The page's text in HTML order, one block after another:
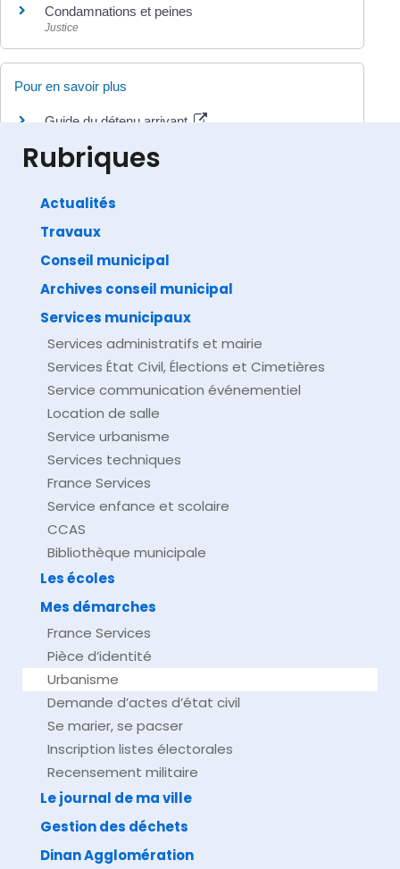
Condamnations et peines
Justice
Pour en savoir plus
Guide du détenu arrivant
Direction de l'information légale et administrative
Rubriques
Actualités
Travaux
Conseil municipal
Archives conseil municipal
Services municipaux
Services administratifs et mairie
Services État Civil, Élections et Cimetières
Service communication événementiel
Location de salle
Service urbanisme
Services techniques
France Services
Service enfance et scolaire
CCAS
Bibliothèque municipale
Les écoles
Mes démarches
France Services
Pièce d’identité
Urbanisme
Demande d’actes d’état civil
Se marier, se pacser
Inscription listes électorales
Recensement militaire
Le journal de ma ville
Gestion des déchets
Dinan Agglomération